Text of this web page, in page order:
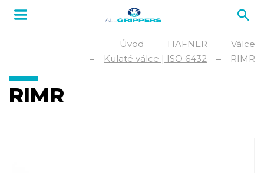
Úvod HAFNER
Válce
Kulaté válce | ISO 6432
RIMR
RIMR